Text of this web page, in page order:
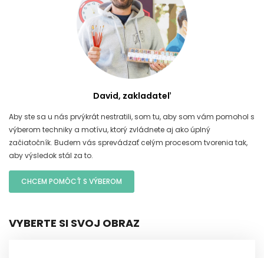
David, zakladateľ
Aby ste sa u nás prvýkrát nestratili, som tu, aby som vám pomohol s
výberom techniky a motívu, ktorý zvládnete aj ako úplný
začiatočník. Budem vás sprevádzať celým procesom tvorenia tak,
aby výsledok stál za to.
CHCEM POMÔCŤ S VÝBEROM
VYBERTE SI SVOJ OBRAZ